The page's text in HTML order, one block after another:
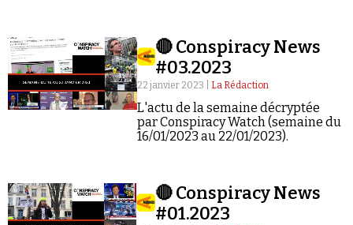
🔴 Conspiracy News
#03.2023
22 janvier 2023 | La Rédaction
L'actu de la semaine décryptée
par Conspiracy Watch (semaine du
16/01/2023 au 22/01/2023).
🔴 Conspiracy News
#01.2023